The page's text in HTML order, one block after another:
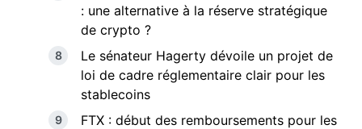
: une alternative à la réserve stratégique
de crypto ?
Le sénateur Hagerty dévoile un projet de
loi de cadre réglementaire clair pour les
stablecoins
FTX : début des remboursements pour les